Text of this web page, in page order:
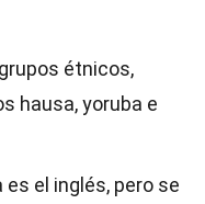
étnicos,
hausa, yoruba e
el inglés, pero se